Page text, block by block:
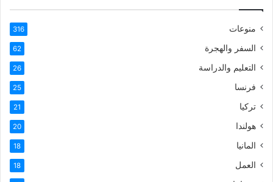
منوعات 316
السفر والهجرة 62
التعليم والدراسة 26
فرنسا 25
تركيا 21
هولندا 20
المانيا 18
العمل 18